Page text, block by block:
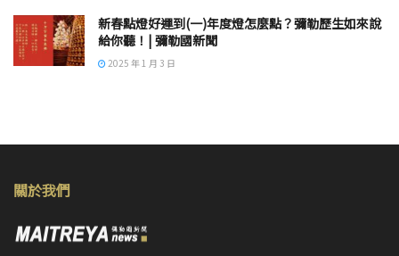
新春點燈好運到(一)年度燈怎麼點？彌勒歷生如來說
給你聽！| 彌勒國新聞
2025 年 1 月 3 日
關於我們